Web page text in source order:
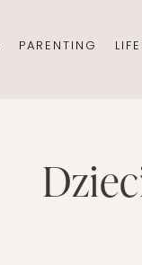
PARENTING
KARMIENIE